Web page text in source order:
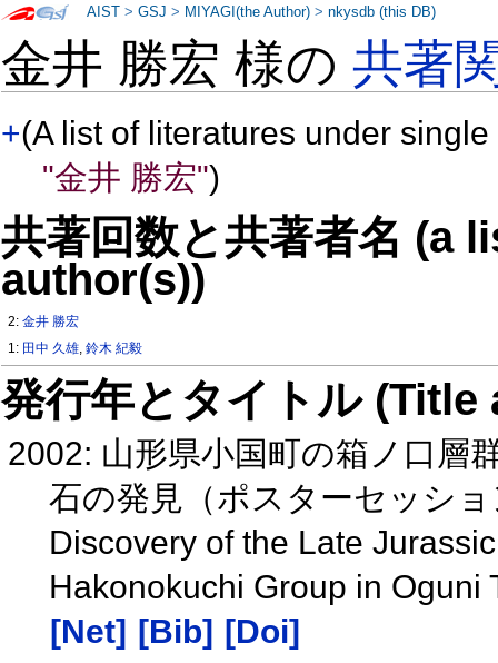
金井 勝宏 様の共著
+(A list of literatures under
"金井 勝宏")
共著回数と共著者名 (a
author(s))
2:金井 勝宏
1: 田中 久雄,鈴木 紀毅
発行年とタイトル
2002: 山形県小国町の箱ノ口層
石の発見（ポスターセッシ
Discovery of the Late
Hakonokuchi Group in Oguni
[Net] [Bib] [Doi]
AIST >GSJ > MIYAGI(the Author) >nkysdb (this DB)